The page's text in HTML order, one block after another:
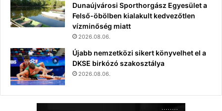
Dunaújvárosi Sporthorgász Egyesület a
Felső-öbölben kialakult kedvezőtlen
vízminőség miatt
2026.08.06.
Újabb nemzetközi sikert könyvelhet el a
DKSE birkózó szakosztálya
2026.08.06.